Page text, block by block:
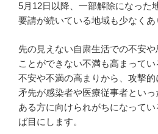
5月12日以降、一部解除になった
要請が続いている地域も少なくあ
先の見えない自粛生活での不安
ことができない不満も高まってい
不安や不満の高まりから、攻撃
矛先が感染者や医療従事者とい
ある方に向けられがちになって
ば目にします。